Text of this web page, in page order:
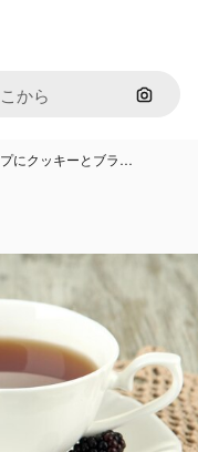
画像で
にクッキーとブラ…